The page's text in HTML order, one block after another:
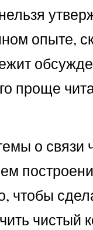
опыте,
проще
о связи
чтобы
чистый